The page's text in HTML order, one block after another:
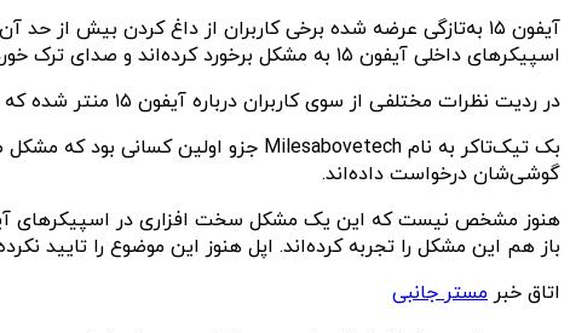
آیفون ۱۵ به‌تازگی عرضه شده برخی کاربران از داغ کردن بیش
اسپیکرهای داخلی آیفون ۱۵ به مشکل برخورد کرده‌اند و صدای ترک خوردن از آن می‌شنوند.
در ردیت نظرات مختلفی از سوی کاربران درباره آیفون ۱۵ منتر شده که به این مشکل اشاره کرده‌اند. طبق گزارش‌ها، به نظر می‌رسد که
گوشی‌شان درخواست داده‌اند.
باز هم این مشکل را تجربه کرده‌اند. اپل هنوز این موضوع را تایید
اتاق خبر مستر جانبی